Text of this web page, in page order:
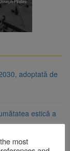
adoptată de
estică a
most